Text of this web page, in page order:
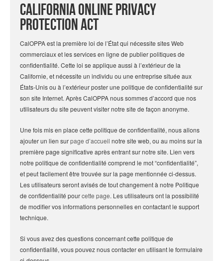
California Online Privacy
Protection Act
CalOPPA est la première loi de l’État qui nécessite sites Web
commerciaux et les services en ligne de publier politiques de
confidentialité. Cette loi se applique aussi à l’extérieur de la
Californie, et nécessite un individu ou une entreprise située aux
États-Unis ou à l’extérieur poster une politique de confidentialité sur
son site Internet. Après CalOPPA nous sommes d’accord que nos
utilisateurs du site peuvent visiter notre site de façon anonyme.
Une fois mis en place cette politique de confidentialité, nous allons
ajouter un lien surpage d’accueil notre site web, ou au moins sur la
première page significative après entrant sur notre site. Lien vers
notre politique de confidentialité comprend le mot “confidentialité”,
et peut facilement être trouvée sur la page mentionnée ci-dessus.
Les utilisateurs seront avisés de tout changement à notre Politique
de confidentialité pourcette page. Les utilisateurs ont la possibilité
de modifier vos informations personnelles en contactant le support
technique.
Si vous avez des questions concernant cette politique de
confidentialité, vous pouvez nous contacter en utilisant le formulaire